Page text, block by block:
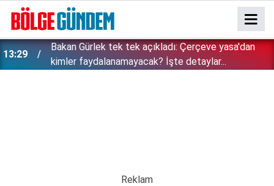
12:54
Özgür Özel'e şok! Yüzde 50 ile kazandıkları il,
CHP'de kalıyor